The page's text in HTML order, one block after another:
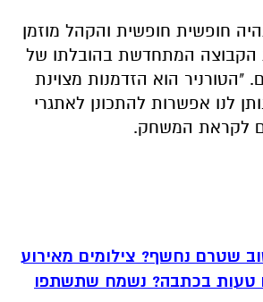
חופשית חופשית והקהל מוזמן
הקבוצה המתחדשת בהובלתו של
"הטורניר הוא הזדמנות מצוינת
לנו אפשרות להתכונן לאתגרי
לקראת המשחק.
שטרם נחשף? צילומים מאירוע
טעות בכתבה? נשמח שתשתפו